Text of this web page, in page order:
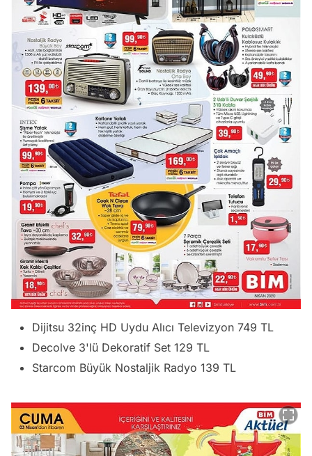
Dijitsu 32inç HD Uydu Alıcı Televizyon 749 TL
Decolve 3'lü Dekoratif Set 129 TL
Starcom Büyük Nostaljik Radyo 139 TL